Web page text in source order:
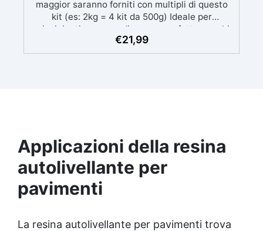
maggior saranno forniti con multipli di questo
kit (es: 2kg = 4 kit da 500g) Ideale per
principianti: a prova di errore, perfetta per chi
inizia. Sempre lucida: garantisce una finitura
brillante e uniforme in ogni condizione.
€21,99
Applicazioni della resina
autolivellante per
pavimenti
La resina autolivellante per pavimenti trova